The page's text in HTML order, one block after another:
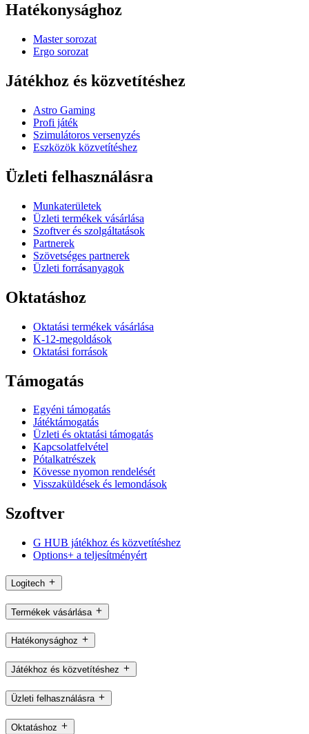
Hatékonysághoz
Master sorozat
Ergo sorozat
Játékhoz és közvetítéshez
Astro Gaming
Profi játék
Szimulátoros versenyzés
Eszközök közvetítéshez
Üzleti felhasználásra
Munkaterületek
Üzleti termékek vásárlása
Szoftver és szolgáltatások
Partnerek
Szövetséges partnerek
Üzleti forrásanyagok
Oktatáshoz
Oktatási termékek vásárlása
K-12-megoldások
Oktatási források
Támogatás
Egyéni támogatás
Játéktámogatás
Üzleti és oktatási támogatás
Kapcsolatfelvétel
Pótalkatrészek
Kövesse nyomon rendelését
Visszaküldések és lemondások
Szoftver
G HUB játékhoz és közvetítéshez
Options+ a teljesítményért
Logitech
Termékek vásárlása
Hatékonysághoz
Játékhoz és közvetítéshez
Üzleti felhasználásra
Oktatáshoz